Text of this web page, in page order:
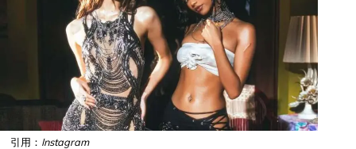
引用： Instagram